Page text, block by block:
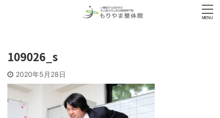
109026_s
2020年5月28日